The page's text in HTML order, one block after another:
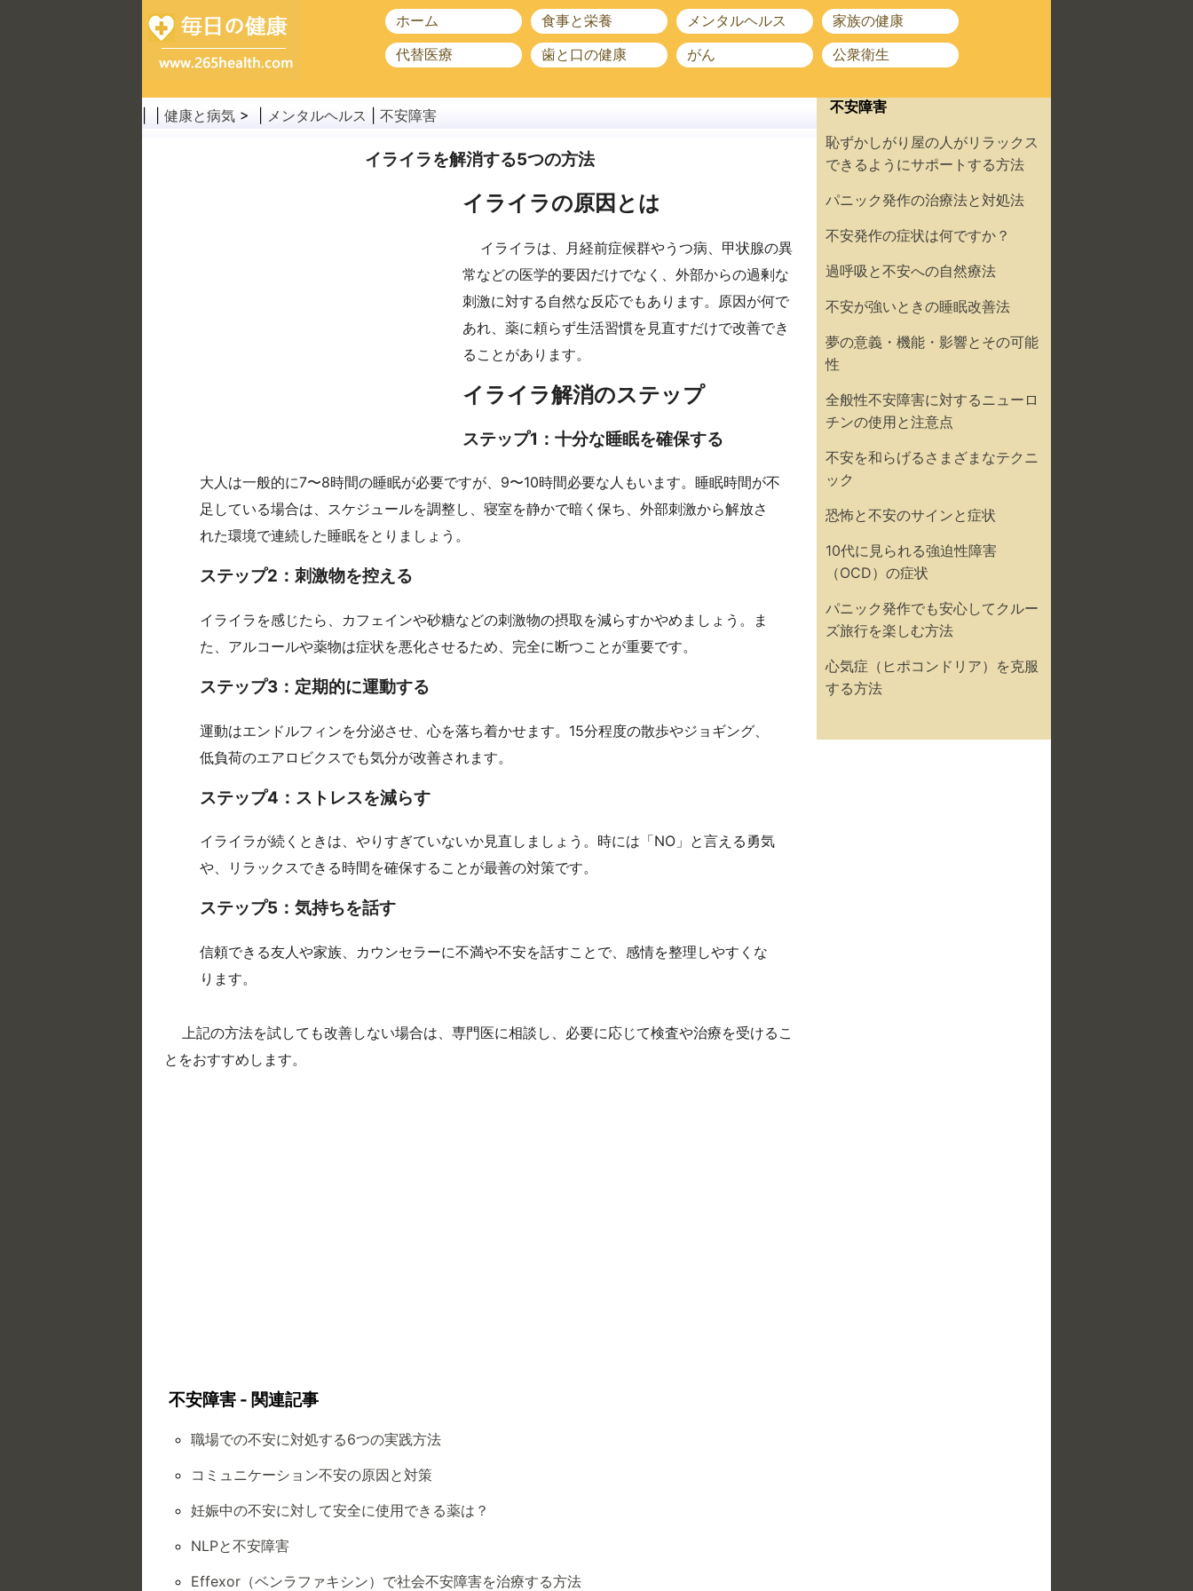
ホーム 食事と栄養 メンタルヘルス
家族の健康
代替医療
歯と口の健康 がん 公衆衛生
健康と病気 > | メンタルヘルス 不安障害
イライラを解消する5つの方法
イライラの原因とは
イライラは、月経前症候群やうつ病、甲状腺の異
常などの医学的要因だけでなく、外部からの過剰な
刺激に対する自然な反応でもあります。原因が何で
あれ、薬に頼らず生活習慣を見直すだけで改善でき
ることがあります。
イライラ解消のステップ
ステップ1：十分な睡眠を確保する
大人は一般的に7〜8時間の睡眠が必要ですが、9〜10時間必要な人もいます。睡眠時間が不
足している場合は、スケジュールを調整し、寝室を静かで暗く保ち、外部刺激から解放さ
れた環境で連続した睡眠をとりましょう。
ステップ2：刺激物を控える
イライラを感じたら、カフェインや砂糖などの刺激物の摂取を減らすかやめましょう。ま
た、アルコールや薬物は症状を悪化させるため、完全に断つことが重要です。
ステップ3：定期的に運動する
運動はエンドルフィンを分泌させ、心を落ち着かせます。15分程度の散歩やジョギング、
低負荷のエアロビクスでも気分が改善されます。
ステップ4：ストレスを減らす
イライラが続くときは、やりすぎていないか見直しましょう。時には「NO」と言える勇気
や、リラックスできる時間を確保することが最善の対策です。
ステップ5：気持ちを話す
信頼できる友人や家族、カウンセラーに不満や不安を話すことで、感情を整理しやすくな
ります。
上記の方法を試しても改善しない場合は、専門医に相談し、必要に応じて検査や治療を受けるこ
とをおすすめします。
不安障害 - 関連記事
職場での不安に対処する6つの実践方法
コミュニケーション不安の原因と対策
妊娠中の不安に対して安全に使用できる薬は？
NLPと不安障害
Effexor（ベンラファキシン）で社会不安障害を治療する方法
不安障害
恥ずかしがり屋の人がリラックス
できるようにサポートする方法
パニック発作の治療法と対処法
不安発作の症状は何ですか？
過呼吸と不安への自然療法
不安が強いときの睡眠改善法
夢の意義・機能・影響とその可能
性
全般性不安障害に対するニューロ
チンの使用と注意点
不安を和らげるさまざまなテクニ
ック
恐怖と不安のサインと症状
10代に見られる強迫性障害
（OCD）の症状
パニック発作でも安心してクルー
ズ旅行を楽しむ方法
心気症（ヒポコンドリア）を克服
する方法